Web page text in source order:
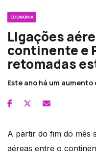
ECONOMIA
Ligações
continente e
retomadas
Este ano há um aumento
A partir do fim do mês
aéreas entre o